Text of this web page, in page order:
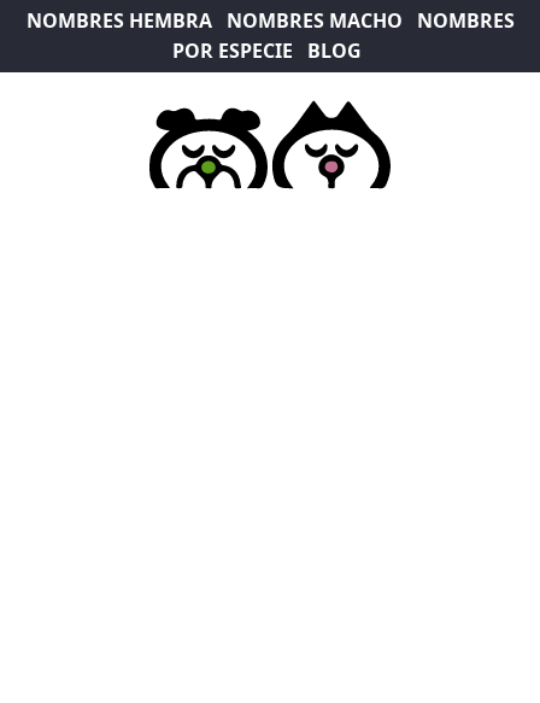
NOMBRES HEMBRA NOMBRES MACHO
NOMBRES
POR ESPECIE
BLOG